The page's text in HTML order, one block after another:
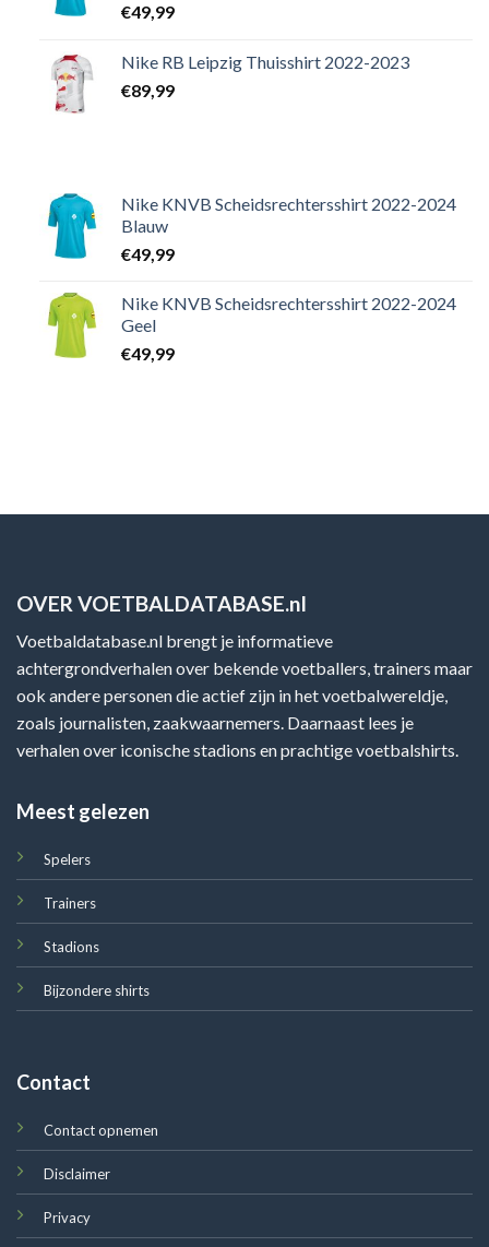
€49,99
Nike RB Leipzig Thuisshirt 2022-2023
€89,99
Nike KNVB Scheidsrechtersshirt 2022-2024
Blauw
€49,99
Nike KNVB Scheidsrechtersshirt 2022-2024
Geel
€49,99
OVER VOETBALDATABASE.nl
Voetbaldatabase.nl brengt je informatieve
achtergrondverhalen over bekende voetballers, trainers maar
ook andere personen die actief zijn in het voetbalwereldje,
zoals journalisten, zaakwaarnemers. Daarnaast lees je
verhalen over iconische stadions en prachtige voetbalshirts.
Meest gelezen
Spelers
Trainers
Stadions
Bijzondere shirts
Contact
Contact opnemen
Disclaimer
Privacy